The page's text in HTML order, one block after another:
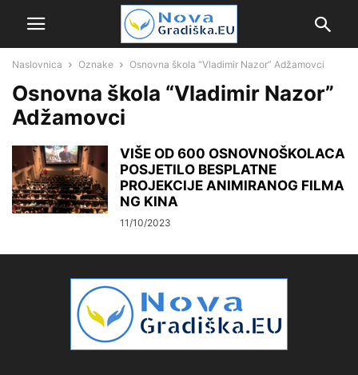
Naslovnica Oznake Osnovna škola “Vladimir Nazor” Adžamovci
Osnovna škola “Vladimir Nazor”
Adžamovci
VIŠE OD 600 OSNOVNOŠKOLACA
POSJETILO BESPLATNE
PROJEKCIJE ANIMIRANOG FILMA
NG KINA
11/10/2023